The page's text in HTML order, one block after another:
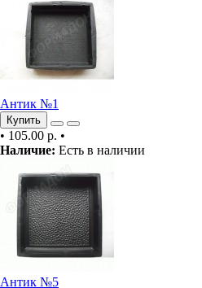
Антик №1
Купить
• 105.00 р. •
Наличие: Есть в наличии
Антик №5